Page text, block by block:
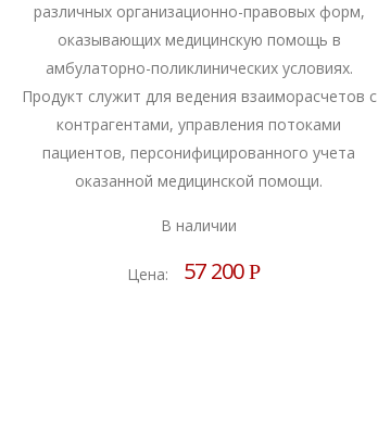
различных организационно-правовых форм,
оказывающих медицинскую помощь в
амбулаторно-поликлинических условиях.
Продукт служит для ведения взаиморасчетов с
контрагентами, управления потоками
пациентов, персонифицированного учета
оказанной медицинской помощи.
В наличии
Цена: 57 200Р